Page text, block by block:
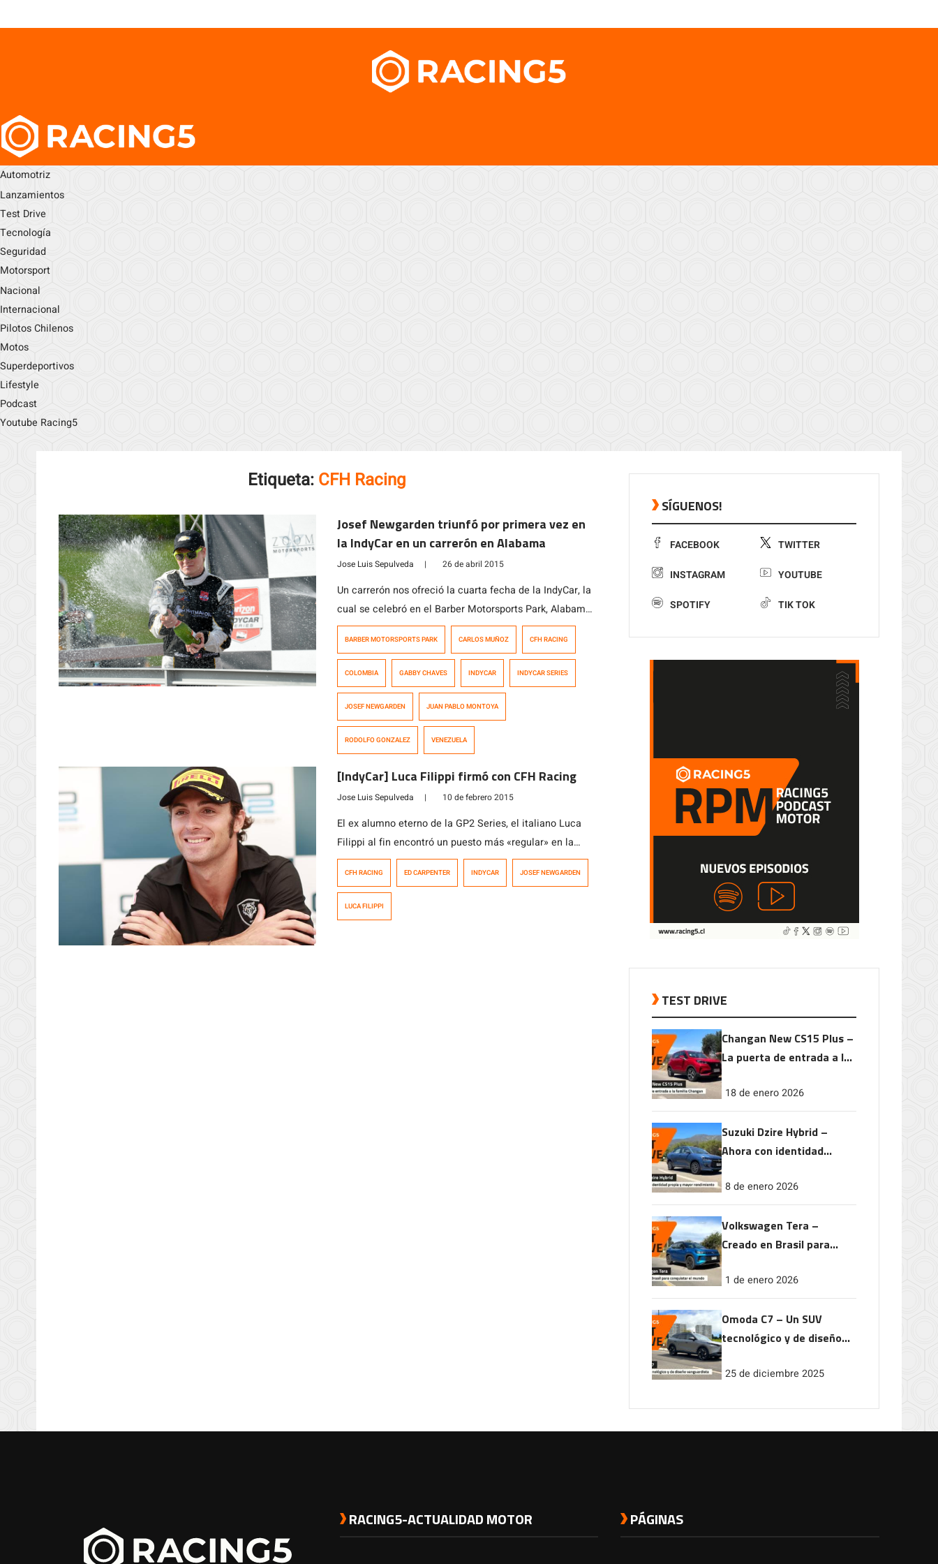
Automotriz
Lanzamientos
Test Drive
Tecnología
Seguridad
Motorsport
Nacional
Internacional
Pilotos Chilenos
Motos
Superdeportivos
Lifestyle
Podcast
Youtube Racing5
Etiqueta: CFH Racing
Josef Newgarden triunfó por primera vez en
la IndyCar en un carrerón en Alabama
Jose Luis Sepulveda | 26 de abril 2015
Un carrerón nos ofreció la cuarta fecha de la IndyCar, la
cual se celebró en el Barber Motorsports Park, Alabama.
La competencia comenzó con Hélio Castroneves (Team
vida, pasando de la quinta a la seguna posición,
relegando al tercer peldaño […]
BARBER MOTORSPORTS PARK CARLOS MUÑOZ CFH RACING
COLOMBIA GABBY CHAVES INDYCAR INDYCAR SERIES
JOSEF NEWGARDEN JUAN PABLO MONTOYA
RODOLFO GONZALEZ VENEZUELA
[IndyCar] Luca Filippi firmó con CFH Racing
Jose Luis Sepulveda | 10 de febrero 2015
El ex alumno eterno de la GP2 Series, el italiano Luca
Filippi al fin encontró un puesto más «regular» en la
IndyCar, categoría en la que ha participado en ocho
Lanigan Racing, escuadra con la que iba […]
CFH RACING ED CARPENTER INDYCAR JOSEF NEWGARDEN
LUCA FILIPPI
SÍGUENOS!
FACEBOOK TWITTER
INSTAGRAM YOUTUBE
SPOTIFY TIK TOK
TEST DRIVE
Changan New CS15 Plus –
La puerta de entrada a la
18 de enero 2026
Suzuki Dzire Hybrid –
Ahora con identidad
rendimiento
8 de enero 2026
Volkswagen Tera –
Creado en Brasil para
1 de enero 2026
Omoda C7 – Un SUV
tecnológico y de diseño
25 de diciembre 2025
RACING5-ACTUALIDAD MOTOR PÁGINAS